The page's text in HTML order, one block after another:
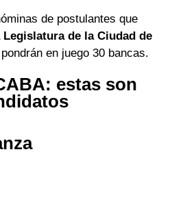
de postulantes que
de la Ciudad de
en juego 30 bancas.
estas son